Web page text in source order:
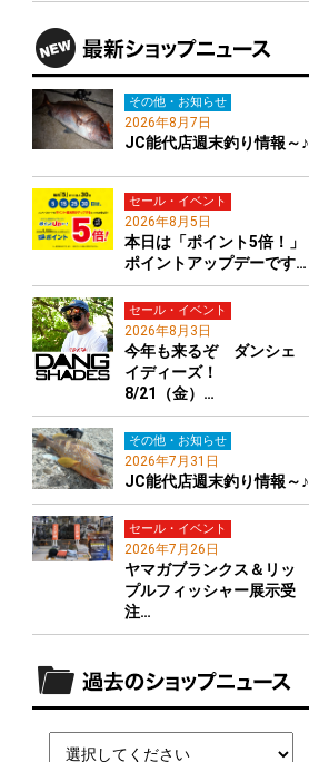
その他・お知らせ
2026年8月7日
JC能代店週末釣り情報～♪
セール・イベント
2026年8月5日
本日は「ポイント5倍！」
ポイントアップデーです…
セール・イベント
2026年8月3日
今年も来るぞ ダンシェ
イディーズ！
8/21（金）…
その他・お知らせ
2026年7月31日
JC能代店週末釣り情報～♪
セール・イベント
2026年7月26日
ヤマガブランクス＆リッ
プルフィッシャー展示受
注…